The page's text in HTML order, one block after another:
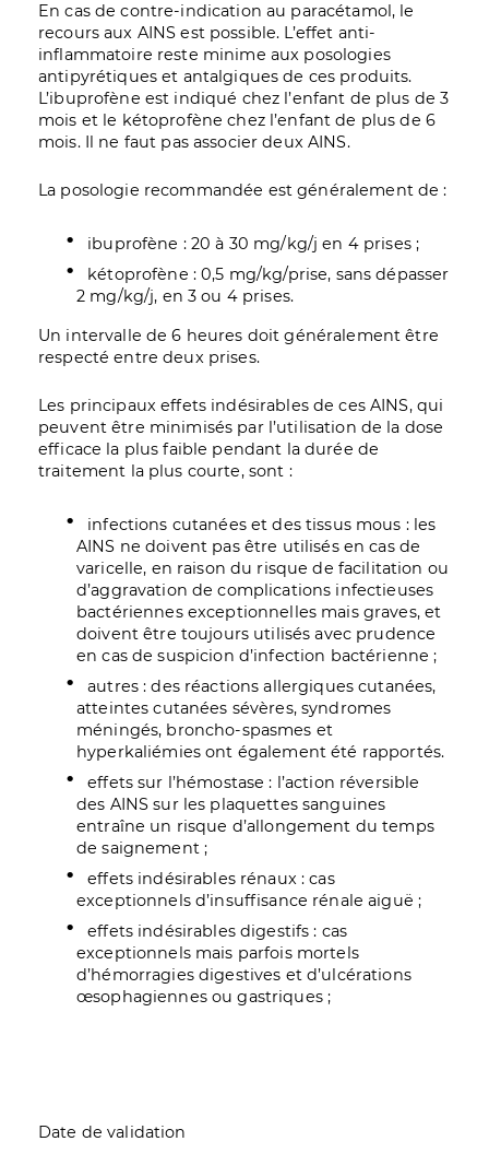
En cas de contre-indication au paracétamol, le
recours aux AINS est possible. L’effet anti-
inflammatoire reste minime aux posologies
antipyrétiques et antalgiques de ces produits.
L’ibuprofène est indiqué chez l’enfant de plus de 3
mois et le kétoprofène chez l’enfant de plus de 6
mois. Il ne faut pas associer deux AINS.
La posologie recommandée est généralement de :
ibuprofène : 20 à 30 mg/kg/j en 4 prises ;
kétoprofène : 0,5 mg/kg/prise, sans dépasser
2 mg/kg/j, en 3 ou 4 prises.
Un intervalle de 6 heures doit généralement être
respecté entre deux prises.
Les principaux effets indésirables de ces AINS, qui
peuvent être minimisés par l’utilisation de la dose
efficace la plus faible pendant la durée de
traitement la plus courte, sont :
infections cutanées et des tissus mous : les
AINS ne doivent pas être utilisés en cas de
varicelle, en raison du risque de facilitation ou
d’aggravation de complications infectieuses
bactériennes exceptionnelles mais graves, et
doivent être toujours utilisés avec prudence
en cas de suspicion d’infection bactérienne ;
autres : des réactions allergiques cutanées,
atteintes cutanées sévères, syndromes
méningés, broncho-spasmes et
hyperkaliémies ont également été rapportés.
effets sur l’hémostase : l’action réversible
des AINS sur les plaquettes sanguines
entraîne un risque d’allongement du temps
de saignement ;
effets indésirables rénaux : cas
exceptionnels d’insuffisance rénale aiguë ;
effets indésirables digestifs : cas
exceptionnels mais parfois mortels
d’hémorragies digestives et d’ulcérations
œsophagiennes ou gastriques ;
Date de validation